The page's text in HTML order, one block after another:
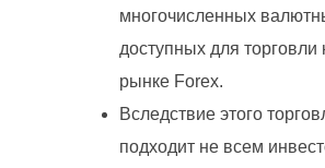
многочисленных
доступных для торговли
рынке Forex.
Вследствие этого
подходит не всем